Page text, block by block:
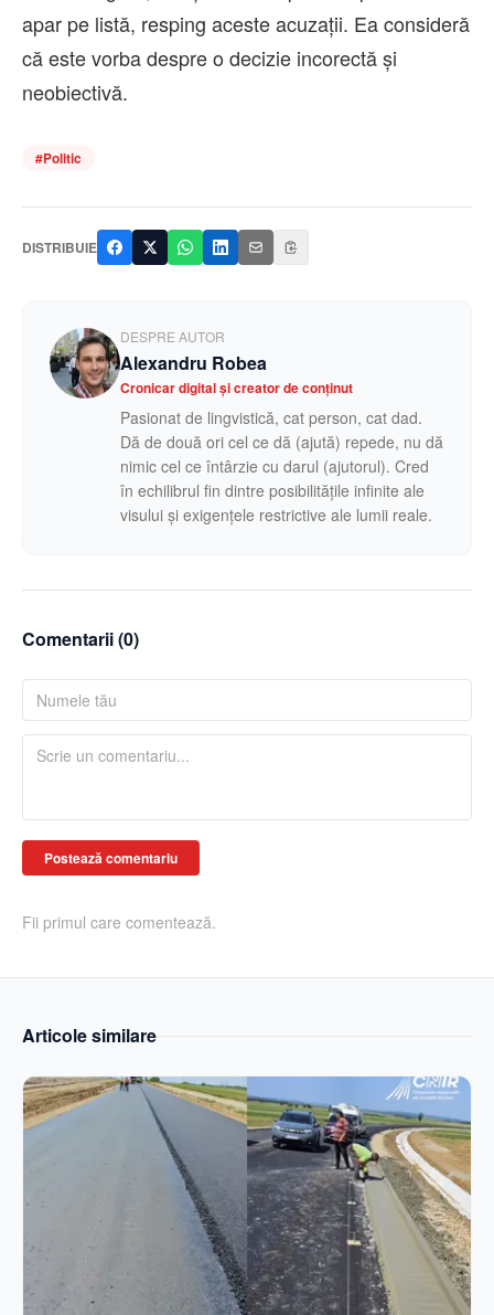
apar pe listă, resping aceste acuzaţii. Ea consideră
că este vorba despre o decizie incorectă şi
neobiectivă.
#Politic
DISTRIBUIE
DESPRE AUTOR
Alexandru Robea
Cronicar digital și creator de conținut
Pasionat de lingvistică, cat person, cat dad.
Dă de două ori cel ce dă (ajută) repede, nu dă
nimic cel ce întârzie cu darul (ajutorul). Cred
în echilibrul fin dintre posibilitățile infinite ale
visului și exigențele restrictive ale lumii reale.
Comentarii (0)
Postează comentariu
Fii primul care comentează.
Articole similare